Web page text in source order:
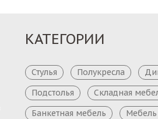
КАТЕГОРИИ
Стулья Полукресла
Подстолья
Складная
Банкетная мебель